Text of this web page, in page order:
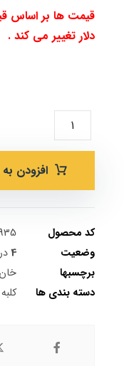
قیمت ها بر اساس
دلار تغییر می کند .
افزودن
کد محصول
وضعیت
4
برچسبها
خان
دسته بندی ها